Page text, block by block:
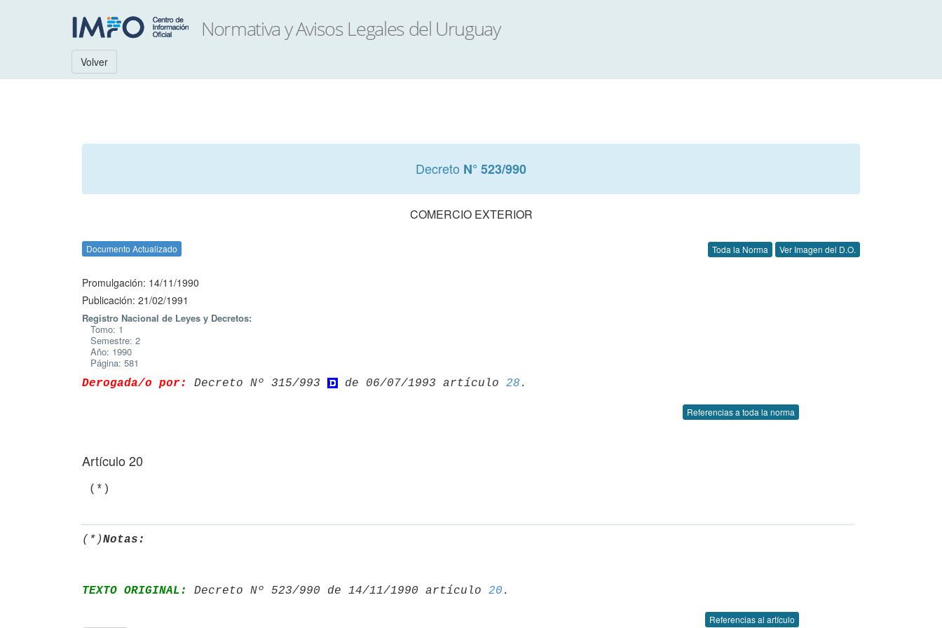
Volver
Decreto N° 523/990
COMERCIO EXTERIOR
Documento Actualizado Toda la Norma Ver Imagen del D.O.
Promulgación: 14/11/1990
Publicación: 21/02/1991
Registro Nacional de Leyes y Decretos:
Tomo: 1
Semestre: 2
Año: 1990
Página: 581
Derogada/o por: Decreto Nº 315/993 de 06/07/1993 artículo 28
Referencias a toda la norma
Artículo 20
(*)Notas:
TEXTO ORIGINAL: Decreto Nº 523/990 de 14/11/1990 artículo 20
Referencias al artículo